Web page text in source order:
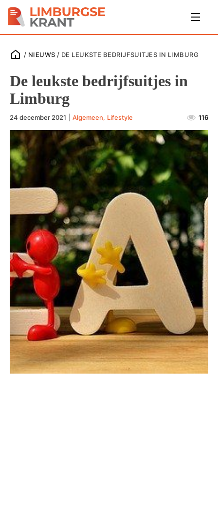
/ NIEUWS / DE LEUKSTE BEDRIJFSUITJES IN LIMBURG
De leukste bedrijfsuitjes in
Limburg
24 december 2021 Algemeen, Lifestyle 116